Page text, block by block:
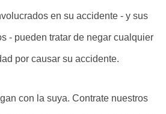
en su accidente - y sus
- pueden tratar de negar cualquier
por causar su accidente.
con la suya. Contrate nuestros